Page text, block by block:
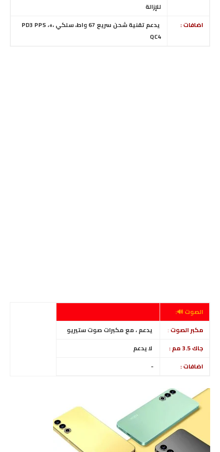
للإزالة
اضافات :
يدعم تقنية شحن سريع 67 واط، سلكي ، +PD3 PPS ،
QC4
الصوت 🔊:
مكبر الصوت :
يدعم ، مع مكبرات صوت ستيريو
جاك 3.5 مم :
لا يدعم
اضافات :
-